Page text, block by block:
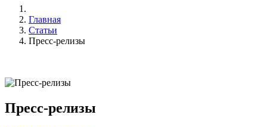
Главная
Статьи
Пресс-релизы
Пресс-релизы